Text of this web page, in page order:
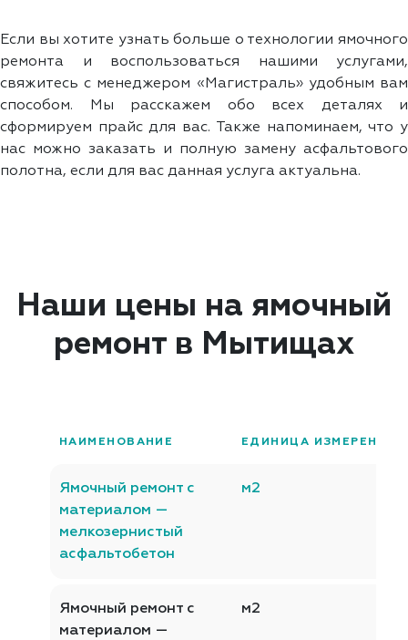
Если вы хотите узнать больше о технологии ямочного
ремонта и воспользоваться нашими услугами,
свяжитесь с менеджером «Магистраль» удобным вам
способом. Мы расскажем обо всех деталях и
сформируем прайс для вас. Также напоминаем, что у
нас можно заказать и полную замену асфальтового
полотна, если для вас данная услуга актуальна.
Наши цены на ямочный
ремонт в Мытищах
НАИМЕНОВАНИЕ ЕДИНИЦА ИЗМЕРЕНИЯ
Ямочный ремонт с
материалом —
мелкозернистый
асфальтобетон
м2
Ямочный ремонт с
материалом —
м2